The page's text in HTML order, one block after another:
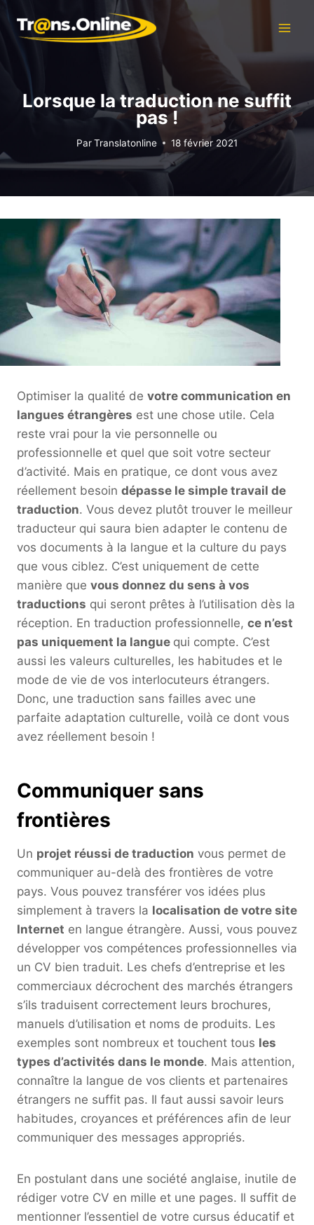
Aller
Lorsque la traduction ne suffit
pas !
ParTranslatonline 18 février 2021
Optimiser la qualité de votre communication en
langues étrangères est une chose utile. Cela
reste vrai pour la vie personnelle ou
professionnelle et quel que soit votre secteur
d’activité. Mais en pratique, ce dont vous avez
réellement besoin dépasse le simple travail de
traduction. Vous devez plutôt trouver le meilleur
traducteur qui saura bien adapter le contenu de
vos documents à la langue et la culture du pays
que vous ciblez. C’est uniquement de cette
manière que vous donnez du sens à vos
traductions qui seront prêtes à l’utilisation dès la
réception. En traduction professionnelle, ce n’est
pas uniquement la langue qui compte. C’est
aussi les valeurs culturelles, les habitudes et le
mode de vie de vos interlocuteurs étrangers.
Donc, une traduction sans failles avec une
parfaite adaptation culturelle, voilà ce dont vous
avez réellement besoin !
Communiquer sans
frontières
Un projet réussi de traduction vous permet de
communiquer au-delà des frontières de votre
pays. Vous pouvez transférer vos idées plus
simplement à travers la localisation de votre site
Internet en langue étrangère. Aussi, vous pouvez
développer vos compétences professionnelles via
un CV bien traduit. Les chefs d’entreprise et les
commerciaux décrochent des marchés étrangers
s’ils traduisent correctement leurs brochures,
manuels d’utilisation et noms de produits. Les
exemples sont nombreux et touchent tous les
types d’activités dans le monde. Mais attention,
connaître la langue de vos clients et partenaires
étrangers ne suffit pas. Il faut aussi savoir leurs
habitudes, croyances et préférences afin de leur
communiquer des messages appropriés.
En postulant dans une société anglaise, inutile de
rédiger votre CV en mille et une pages. Il suffit de
mentionner l’essentiel de votre cursus éducatif et